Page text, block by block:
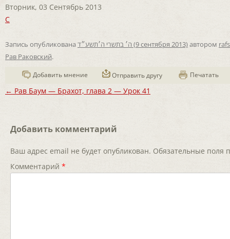
Вторник, 03 Сентябрь 2013
C
Запись опубликована ה׳ בתשרי ה׳תשע״ד (9 сентября 2013)автором
Рав Раковский.
Добавить мнение Отправить другу Печатать
Навигация
← Рав Баум — Брахот, глава 2 — Урок 41
Добавить комментарий
Ваш адрес email не будет опубликован. Обязательные поля
Комментарий *